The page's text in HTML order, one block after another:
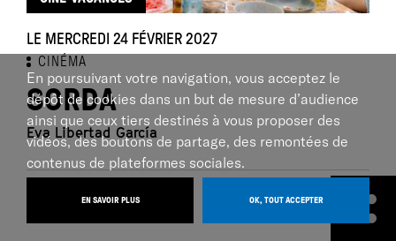
LE MERCREDI 24 FÉVRIER 2027
CINÉMA
SORDA
Eva Libertad García
AU ZEF :
En poursuivant votre navigation, vous acceptez le
dépôt de cookies dans un but de mesure d’audience
ainsi que ceux tiers destinés à vous proposer des
vidéos, des boutons de partage, des remontées de
contenus de plateformes sociales.
EN SAVOIR PLUS OK, TOUT ACCEPTER